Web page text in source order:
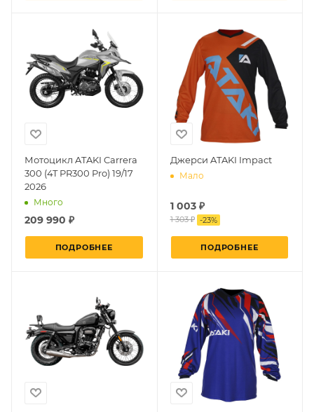
Мотоцикл ATAKI Carrera
300 (4T PR300 Pro) 19/17
2026
Много
209 990 ₽
ПОДРОБНЕЕ
Джерси ATAKI Impact
Мало
1 003 ₽
1 303 ₽ -23%
ПОДРОБНЕЕ